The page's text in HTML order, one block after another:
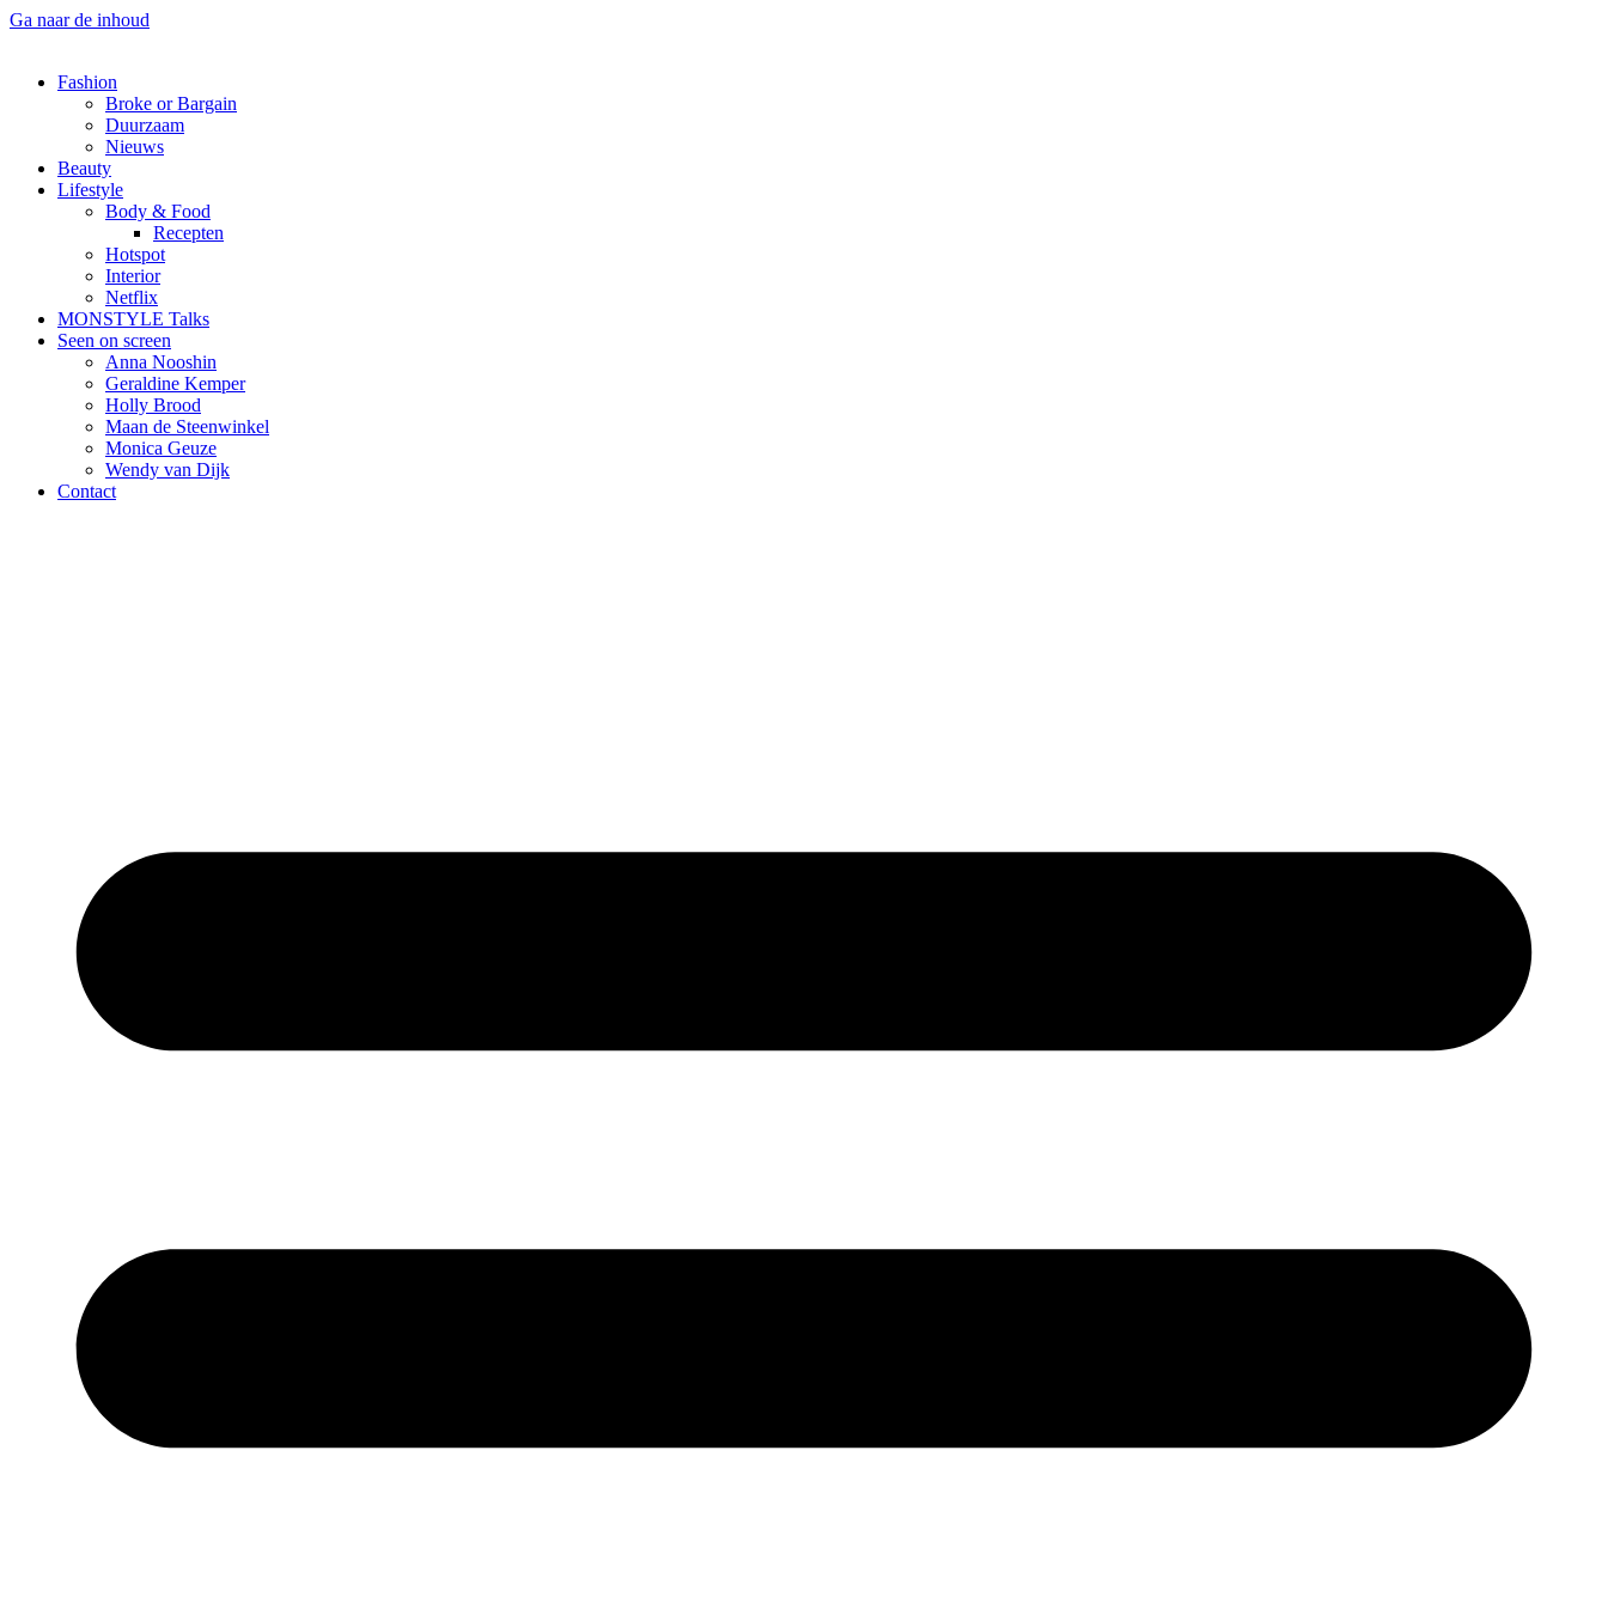
Ga naar de inhoud
Fashion
Broke or Bargain
Duurzaam
Nieuws
Beauty
Lifestyle
Body & Food
Recepten
Hotspot
Interior
Netflix
MONSTYLE Talks
Seen on screen
Anna Nooshin
Geraldine Kemper
Holly Brood
Maan de Steenwinkel
Monica Geuze
Wendy van Dijk
Contact